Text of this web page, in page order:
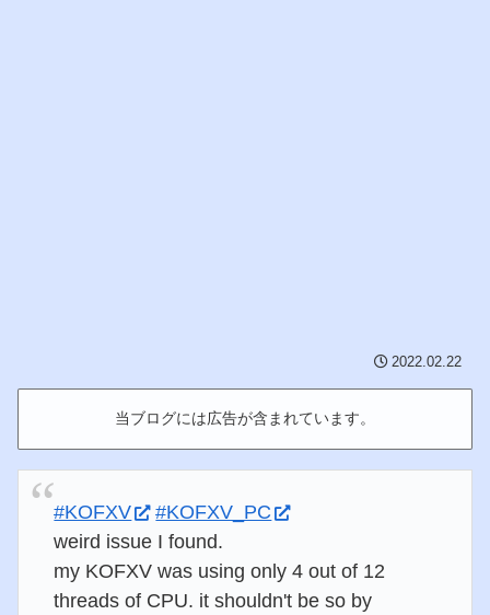
2022.02.22
当ブログには広告が含まれています。
#KOFXV
#KOFXV_PC
weird issue I found.
my KOFXV was using only 4 out of 12
threads of CPU. it shouldn't be so by